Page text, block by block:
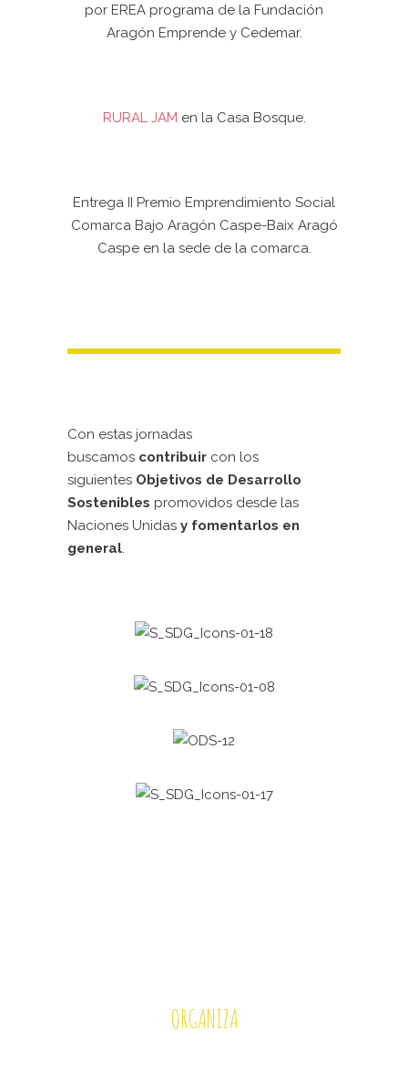
por EREA programa de la Fundación
Aragón Emprende y Cedemar.
RURAL JAM en la Casa Bosque.
Entrega II Premio Emprendimiento Social
Comarca Bajo Aragón Caspe-Baix Aragó
Caspe en la sede de la comarca.
Con estas jornadas
buscamos contribuir con los
siguientes Objetivos de Desarrollo
Sostenibles promovidos desde las
Naciones Unidas y fomentarlos en
general.
ORGANIZA